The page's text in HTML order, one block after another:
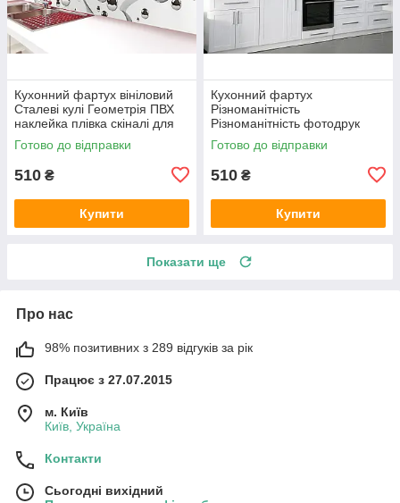
Кухонний фартух вініловий
Сталеві кулі Геометрія ПВХ
наклейка плівка скіналі для
кухні сірий 600х2000 мм
Готово до відправки
510 ₴
Купити
Кухонний фартух
Різноманітність
Різноманітність фотодрук
наклейка на стіну кухні
абстракція 600х2000 мм
Готово до відправки
510 ₴
Купити
Показати ще
Про нас
98% позитивних з 289 відгуків за рік
Працює з 27.07.2015
м. Київ
Київ, Україна
Контакти
Сьогодні вихідний